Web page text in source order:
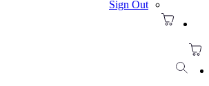
Sign Out